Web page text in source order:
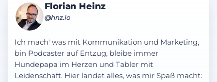
Florian Heinz
@hnz.io
Ich mach' was mit Kommunikation und Marketing,
bin Podcaster auf Entzug, bleibe immer
Hundepapa im Herzen und Tabler mit
Leidenschaft. Hier landet alles, was mir Spaß macht: